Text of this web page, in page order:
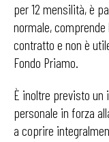
per 12 mensilità, è
normale,
contratto e non è
Fondo Priamo.
È inoltre previsto
personale in forza
a coprire